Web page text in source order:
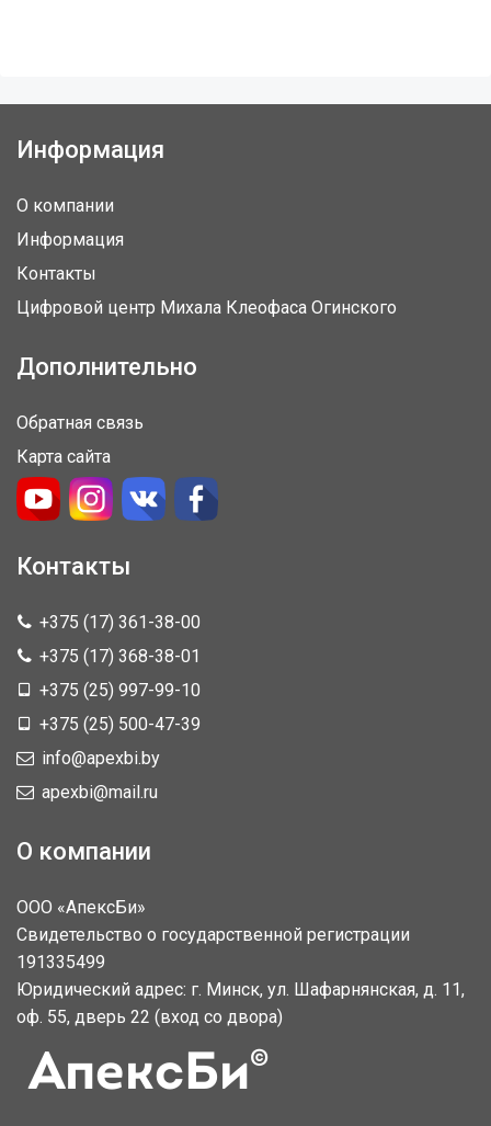
Информация
О компании
Информация
Контакты
Цифровой центр Михала Клеофаса Огинского
Дополнительно
Обратная связь
Карта сайта
Контакты
+375 (17) 361-38-00
+375 (17) 368-38-01
+375 (25) 997-99-10
+375 (25) 500-47-39
info@apexbi.by
apexbi@mail.ru
О компании
ООО «АпексБи»
Свидетельство о государственной регистрации
191335499
Юридический адрес: г. Минск, ул. Шафарнянская, д. 11,
оф. 55, дверь 22 (вход со двора)